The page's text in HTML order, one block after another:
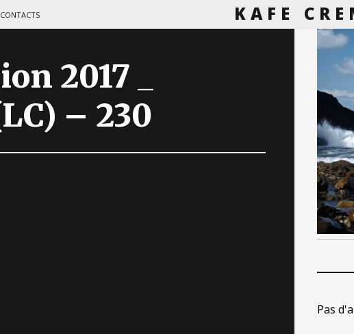
KAFE
CONTACTS
2017 _
– 230
Pas